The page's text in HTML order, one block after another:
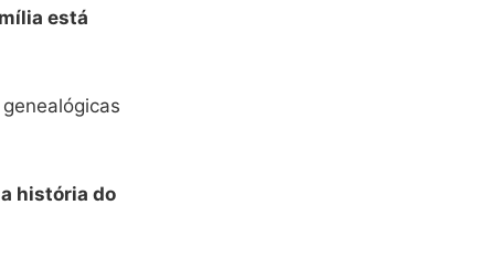
está
a história do